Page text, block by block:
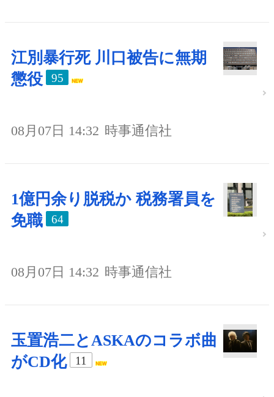
江別暴行死 川口被告に無期
懲役
95
08月07日 14:32 時事通信社
1億円余り脱税か 税務署員を
免職
64
08月07日 14:32 時事通信社
玉置浩二とASKAのコラボ曲
がCD化
11